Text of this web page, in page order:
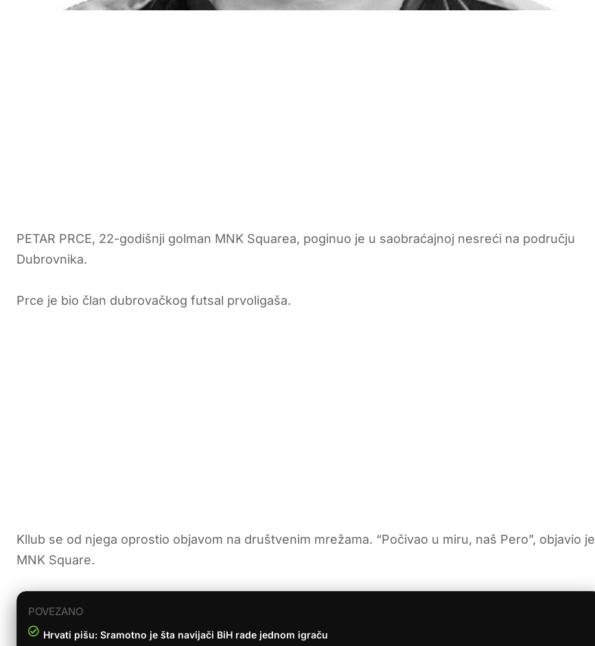
PETAR PRCE, 22-godišnji golman MNK Squarea, poginuo je u saobraćajnoj nesreći na području
Dubrovnika.
Prce je bio član dubrovačkog futsal prvoligaša.
Kllub se od njega oprostio objavom na društvenim mrežama. “Počivao u miru, naš Pero”, objavio je
MNK Square.
POVEZANO
Hrvati pišu: Sramotno je šta navijači BiH rade jednom igraču